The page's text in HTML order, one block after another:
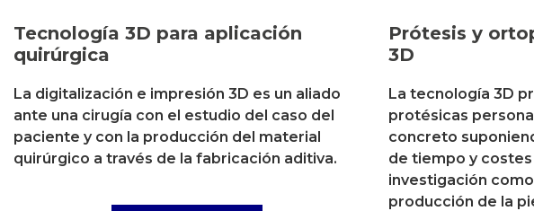
Tecnología 3D para aplicación
quirúrgica
La digitalización e impresión 3D es un aliado
ante una cirugía con el estudio del caso del
paciente y con la producción del material
quirúrgico a través de la fabricación aditiva.
Prótesis y
3D
La tecnología 3D
protésicas
concreto
de tiempo y
investigación
producción de la